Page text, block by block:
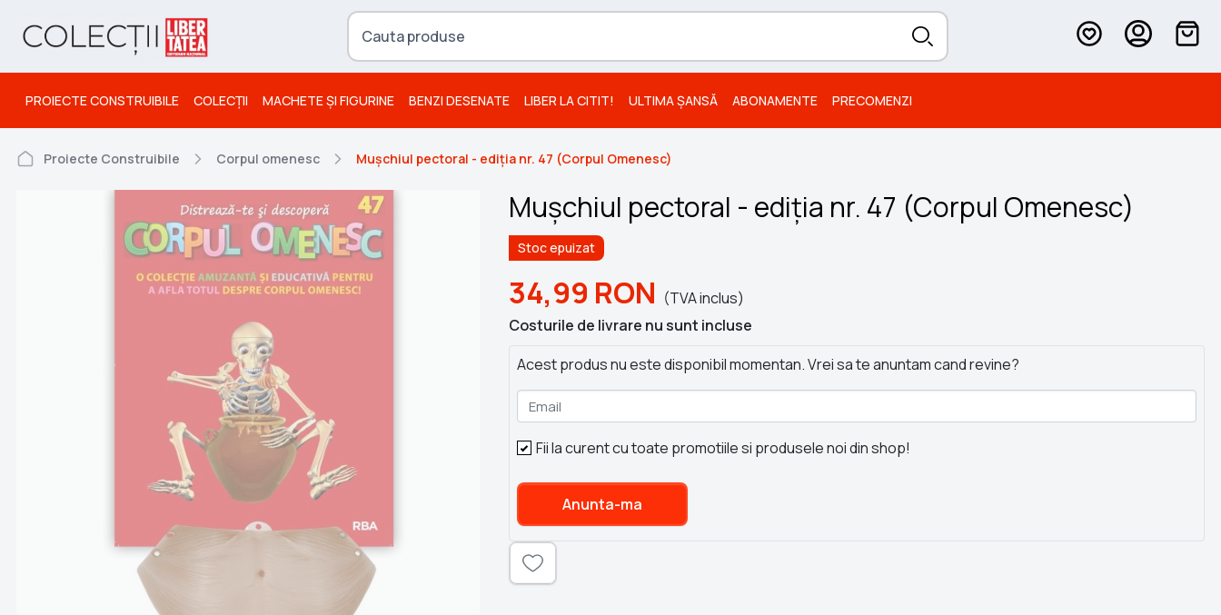
PROIECTE CONSTRUIBILE COLECȚII MACHETE ȘI FIGURINE BENZI DESENATE LIBER LA CITIT! ULTIMA ȘANSĂ ABONAMENTE PRECOMENZI
Proiecte Construibile Corpul omenesc Mușchiul pectoral - ediția nr. 47 (Corpul Omenesc)
Mușchiul pectoral - ediția nr. 47 (Corpul Omenesc)
Stoc epuizat
34,99 RON (TVA inclus)
Costurile de livrare nu sunt incluse
Acest produs nu este disponibil momentan. Vrei sa te anuntam cand revine?
Email
Fii la curent cu toate promotiile si produsele noi din shop!
Anunta-ma